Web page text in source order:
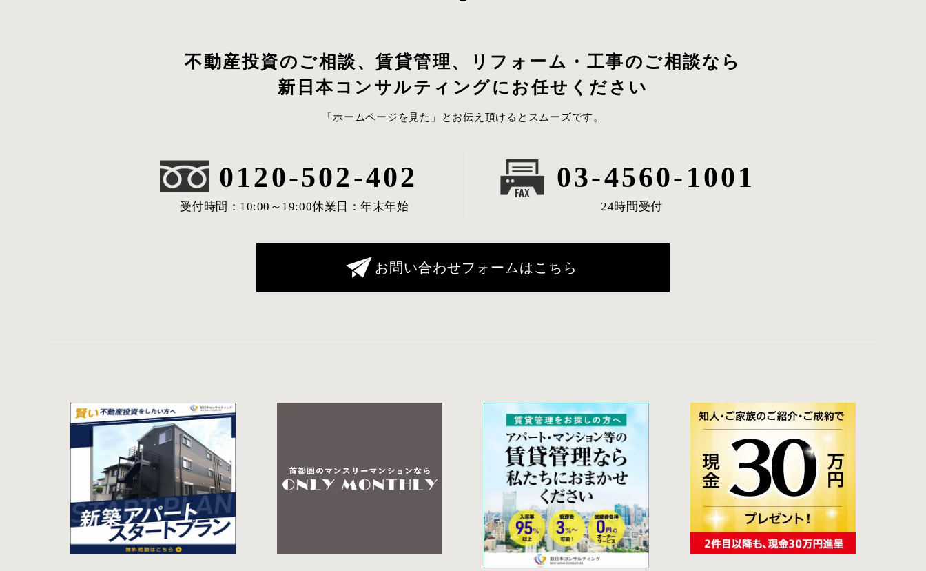
不動産投資のご相談、賃貸管理、リフォーム・工事のご相談なら
新日本コンサルティングにお任せください
「ホームページを見た」とお伝え頂けるとスムーズです。
0120-502-402
受付時間：10:00～19:00休業日：年末年始
03-4560-1001
24時間受付
お問い合わせフォームはこちら